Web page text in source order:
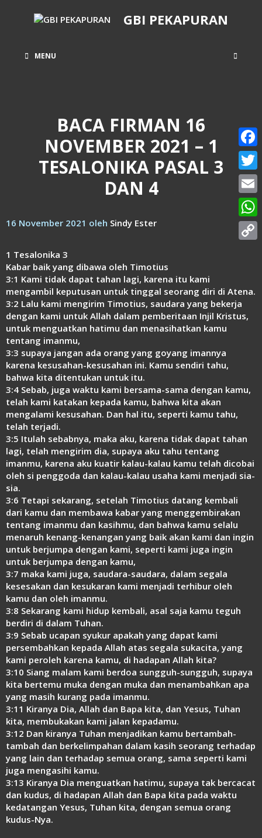
GBI PEKAPURAN
MENU
BACA FIRMAN 16
NOVEMBER 2021 – 1
TESALONIKA PASAL 3
DAN 4
16 November 2021 oleh Sindy Ester
1 Tesalonika 3
Kabar baik yang dibawa oleh Timotius
3:1 Kami tidak dapat tahan lagi, karena itu kami
mengambil keputusan untuk tinggal seorang diri di Atena.
3:2 Lalu kami mengirim Timotius, saudara yang bekerja
dengan kami untuk Allah dalam pemberitaan Injil Kristus,
untuk menguatkan hatimu dan menasihatkan kamu
tentang imanmu,
3:3 supaya jangan ada orang yang goyang imannya
karena kesusahan-kesusahan ini. Kamu sendiri tahu,
bahwa kita ditentukan untuk itu.
3:4 Sebab, juga waktu kami bersama-sama dengan kamu,
telah kami katakan kepada kamu, bahwa kita akan
mengalami kesusahan. Dan hal itu, seperti kamu tahu,
telah terjadi.
3:5 Itulah sebabnya, maka aku, karena tidak dapat tahan
lagi, telah mengirim dia, supaya aku tahu tentang
imanmu, karena aku kuatir kalau-kalau kamu telah dicobai
oleh si penggoda dan kalau-kalau usaha kami menjadi sia-
sia.
3:6 Tetapi sekarang, setelah Timotius datang kembali
dari kamu dan membawa kabar yang menggembirakan
tentang imanmu dan kasihmu, dan bahwa kamu selalu
menaruh kenang-kenangan yang baik akan kami dan ingin
untuk berjumpa dengan kami, seperti kami juga ingin
untuk berjumpa dengan kamu,
3:7 maka kami juga, saudara-saudara, dalam segala
kesesakan dan kesukaran kami menjadi terhibur oleh
kamu dan oleh imanmu.
3:8 Sekarang kami hidup kembali, asal saja kamu teguh
berdiri di dalam Tuhan.
3:9 Sebab ucapan syukur apakah yang dapat kami
persembahkan kepada Allah atas segala sukacita, yang
kami peroleh karena kamu, di hadapan Allah kita?
3:10 Siang malam kami berdoa sungguh-sungguh, supaya
kita bertemu muka dengan muka dan menambahkan apa
yang masih kurang pada imanmu.
3:11 Kiranya Dia, Allah dan Bapa kita, dan Yesus, Tuhan
kita, membukakan kami jalan kepadamu.
3:12 Dan kiranya Tuhan menjadikan kamu bertambah-
tambah dan berkelimpahan dalam kasih seorang terhadap
yang lain dan terhadap semua orang, sama seperti kami
juga mengasihi kamu.
3:13 Kiranya Dia menguatkan hatimu, supaya tak bercacat
dan kudus, di hadapan Allah dan Bapa kita pada waktu
kedatangan Yesus, Tuhan kita, dengan semua orang
kudus-Nya.
Email